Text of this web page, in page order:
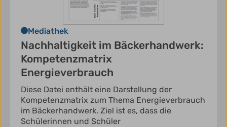
Mediathek
Nachhaltigkeit im Bäckerhandwerk:
Kompetenzmatrix
Energieverbrauch
Diese Datei enthält eine Darstellung der
Kompetenzmatrix zum Thema Energieverbrauch
im Bäckerhandwerk. Ziel ist es, dass die
Schülerinnen und Schüler